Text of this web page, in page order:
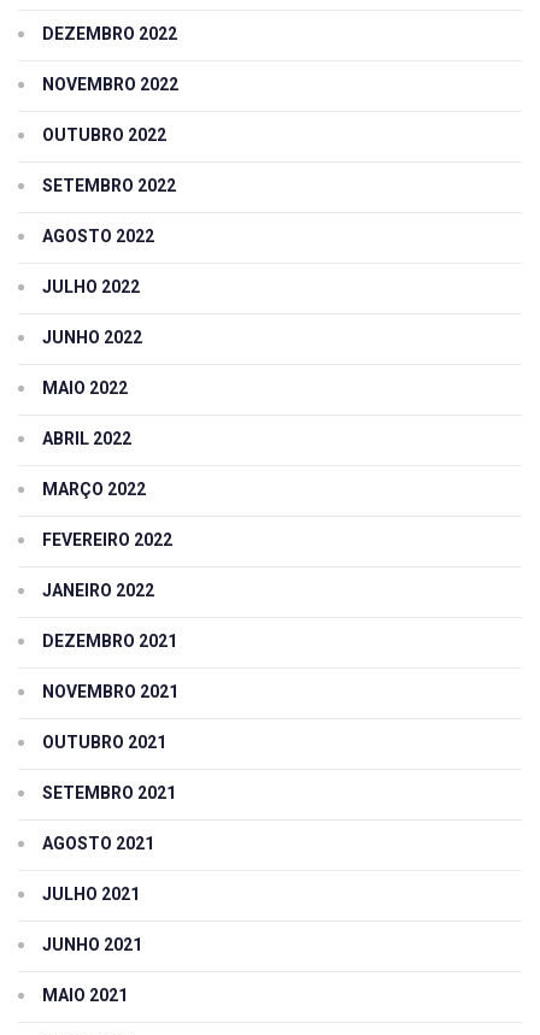
DEZEMBRO 2022
NOVEMBRO 2022
OUTUBRO 2022
SETEMBRO 2022
AGOSTO 2022
JULHO 2022
JUNHO 2022
MAIO 2022
ABRIL 2022
MARÇO 2022
FEVEREIRO 2022
JANEIRO 2022
DEZEMBRO 2021
NOVEMBRO 2021
OUTUBRO 2021
SETEMBRO 2021
AGOSTO 2021
JULHO 2021
JUNHO 2021
MAIO 2021